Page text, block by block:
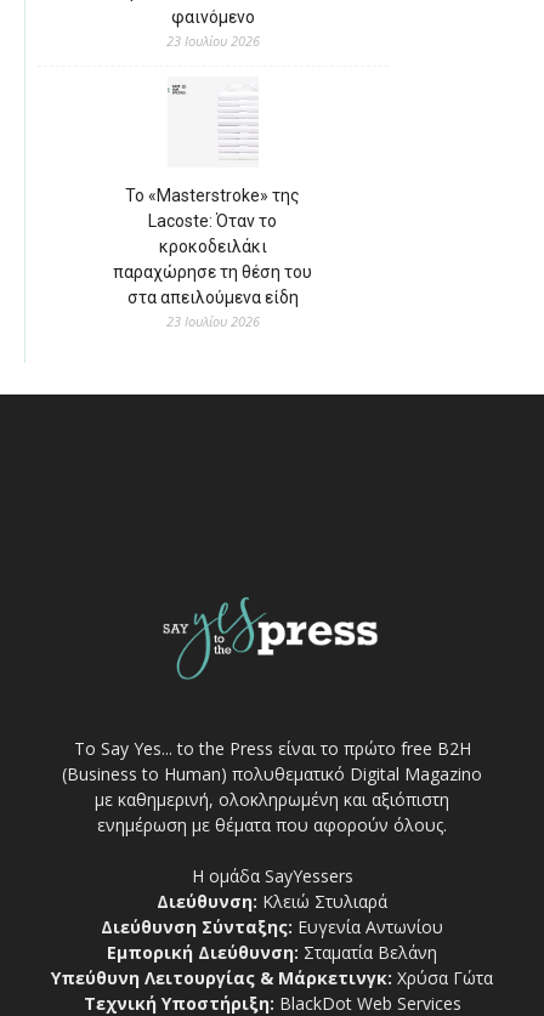
φαινόμενο
23 Ιουλίου 2026
Το «Masterstroke» της
Lacoste: Όταν το
κροκοδειλάκι
παραχώρησε τη θέση του
στα απειλούμενα είδη
23 Ιουλίου 2026
Το Say Yes... to the Press είναι το πρώτο free Β2Η
(Business to Human) πολυθεματικό Digital Magazino
με καθημερινή, ολοκληρωμένη και αξιόπιστη
ενημέρωση με θέματα που αφορούν όλους.
Η ομάδα SayYessers
Διεύθυνση: Κλειώ Στυλιαρά
Διεύθυνση Σύνταξης: Ευγενία Αντωνίου
Εμπορική Διεύθυνση: Σταματία Βελάνη
Υπεύθυνη Λειτουργίας & Μάρκετινγκ: Χρύσα Γώτα
Τεχνική Υποστήριξη: BlackDot Web Services